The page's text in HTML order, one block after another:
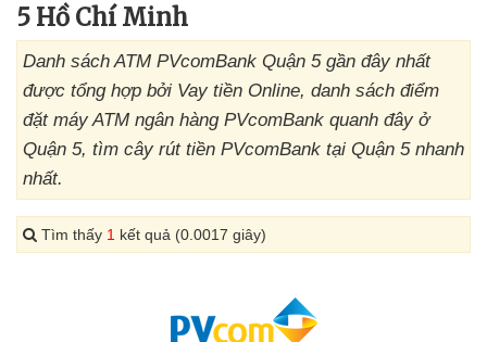
5 Hồ Chí Minh
Danh sách ATM PVcomBank Quận 5 gần đây nhất
được tổng hợp bởi Vay tiền Online, danh sách điểm
đặt máy ATM ngân hàng PVcomBank quanh đây ở
Quận 5, tìm cây rút tiền PVcomBank tại Quận 5 nhanh
nhất.
Tìm thấy 1 kết quả (0.0017 giây)